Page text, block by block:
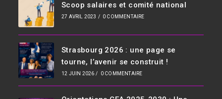
Scoop salaires et comité national
27 AVRIL 2023 / 0 COMMENTAIRE
Strasbourg 2026 : une page se
tourne, l’avenir se construit !
12 JUIN 2026 / 0 COMMENTAIRE